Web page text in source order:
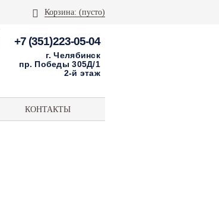
Корзина: (пусто)
+7 (351)223-05-04
г. Челябинск
пр. Победы 305Д/1
2-й этаж
КОНТАКТЫ